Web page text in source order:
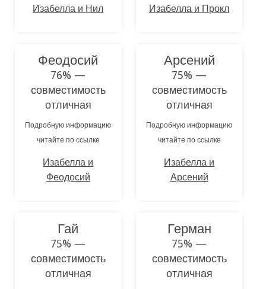
Изабелла и Нил Изабелла и Прокл
Феодосий
76% —
совместимость
отличная
Подробную информацию
читайте по ссылке
Изабелла и
Феодосий
Арсений
75% —
совместимость
отличная
Подробную информацию
читайте по ссылке
Изабелла и
Арсений
Гай
75% —
совместимость
отличная
Герман
75% —
совместимость
отличная